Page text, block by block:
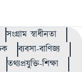
সংগ্রাম স্বাধীনতা
ব্যবসা-বাণিজ্য
তথ্যপ্রযুক্তি-শিক্ষা